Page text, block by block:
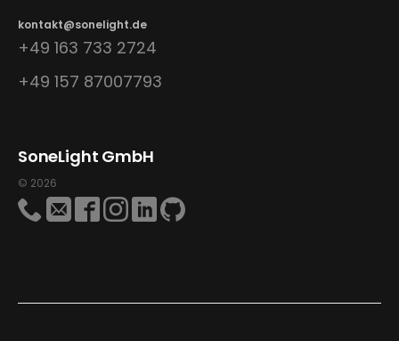
kontakt@sonelight.de
+49 163 733 2724
+49 157 87007793
SoneLight GmbH
© 2026